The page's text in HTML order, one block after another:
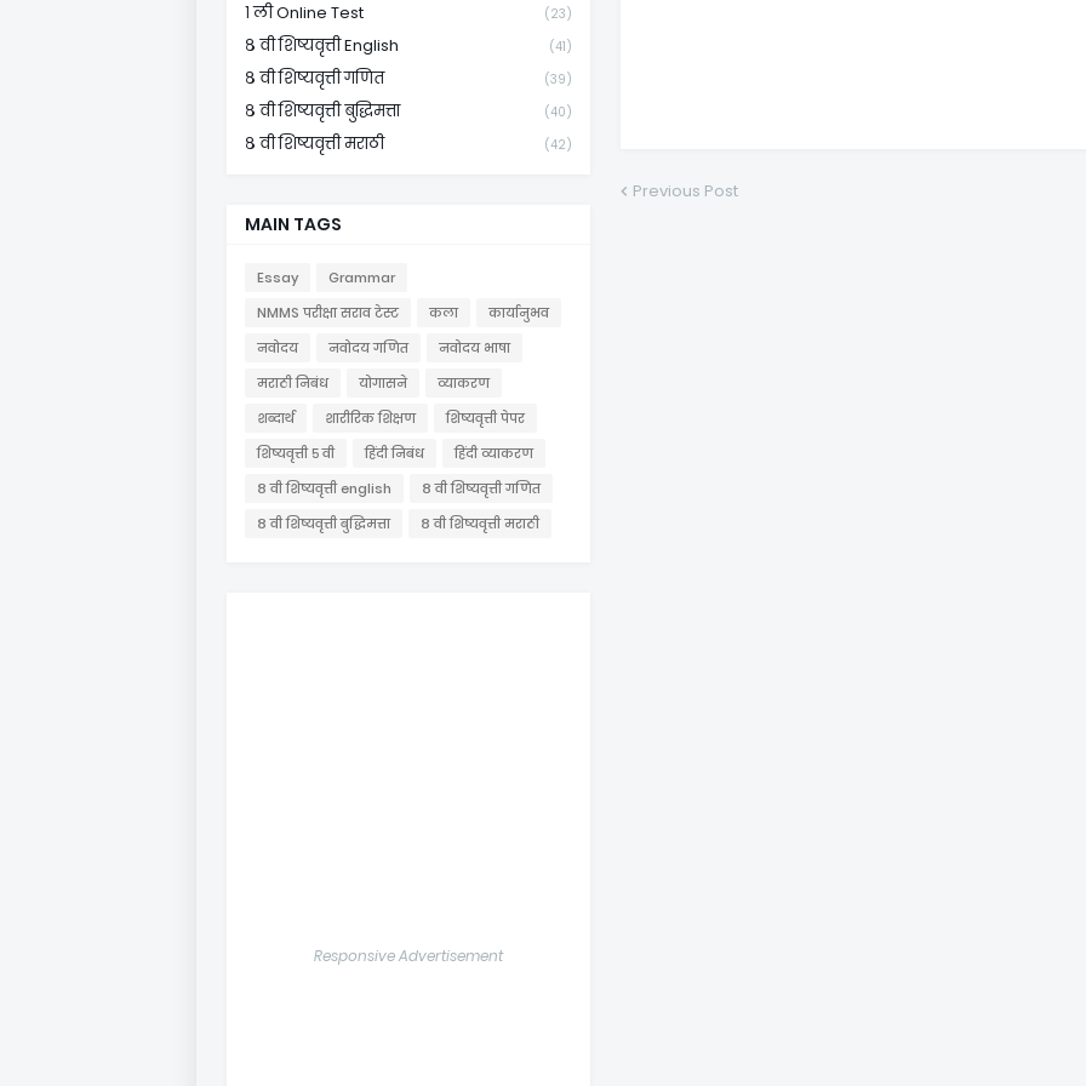
Previous Post
१ ली Online Test (23)
८ वी शिष्यवृत्ती English (41)
८ वी शिष्यवृत्ती गणित (39)
८ वी शिष्यवृत्ती बुद्धिमत्ता (40)
८ वी शिष्यवृत्ती मराठी (42)
MAIN TAGS
Essay
Grammar
NMMS परीक्षा सराव टेस्ट
कला
कार्यानुभव
नवोदय
नवोदय गणित
नवोदय भाषा
मराठी निबंध
योगासने
व्याकरण
शब्दार्थ
शारीरिक शिक्षण
शिष्यवृत्ती पेपर
शिष्यवृत्ती ५ वी
हिंदी निबंध
हिंदी व्याकरण
८ वी शिष्यवृत्ती english
८ वी शिष्यवृत्ती गणित
८ वी शिष्यवृत्ती बुद्धिमत्ता
८ वी शिष्यवृत्ती मराठी
Responsive Advertisement